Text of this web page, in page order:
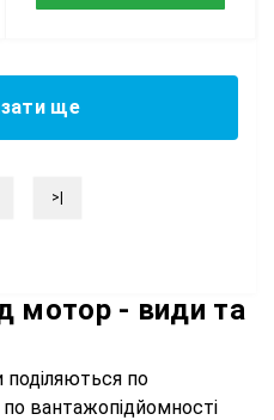
ще
>|
мотор - види та
по
вантажопідйомності